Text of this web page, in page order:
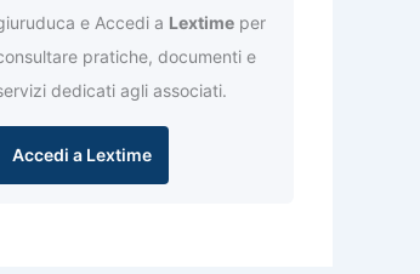
e Accedi a Lextime per
pratiche, documenti e
dedicati agli associati.
Accedi a Lextime